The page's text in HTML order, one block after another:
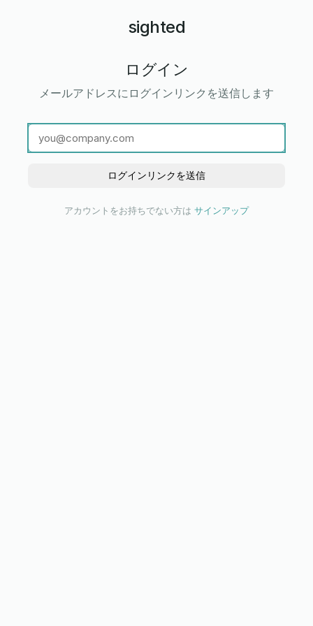
sighted
ログイン
メールアドレスにログインリンクを送信します
ログインリンクを送信
アカウントをお持ちでない方は サインアップ